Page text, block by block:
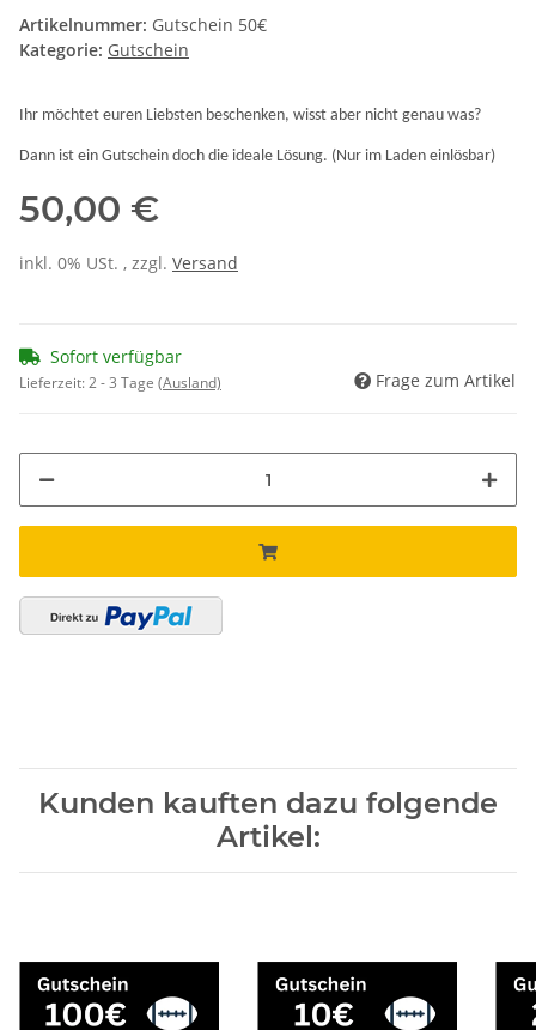
Artikelnummer: Gutschein 50€
Kategorie: Gutschein
Ihr möchtet euren Liebsten beschenken, wisst aber nicht genau was?
Dann ist ein Gutschein doch die ideale Lösung. (Nur im Laden einlösbar)
50,00 €
inkl. 0% USt. , zzgl. Versand
Sofort verfügbar
Lieferzeit:2 - 3 Tage (Ausland) Frage zum Artikel
Kunden kauften dazu folgende
Artikel: